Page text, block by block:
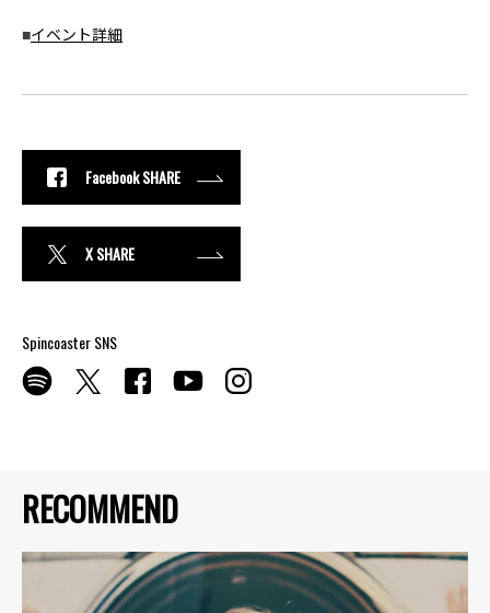
RECOMMEND
■イベント詳細
Facebook SHARE
X SHARE
Spincoaster SNS